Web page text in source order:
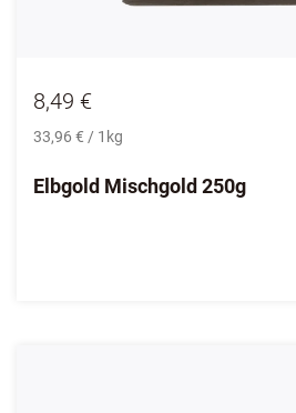
8,49 €
33,96 € / 1kg
Elbgold Mischgold 250g